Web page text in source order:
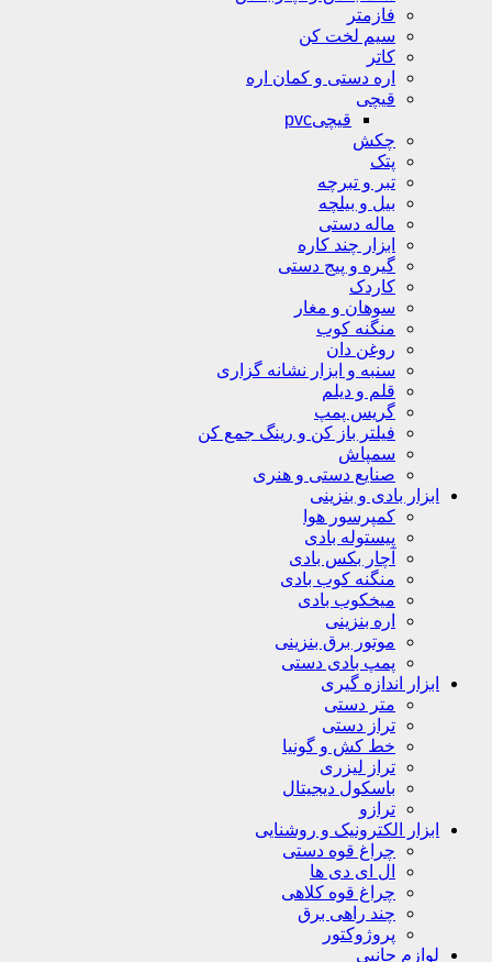
فازمتر
سیم لخت کن
کاتر
اره دستی و کمان اره
قیچی
قیچیpvc
چکش
پتک
تبر و تبرچه
بیل و بیلچه
ماله دستی
ابزار چند کاره
گیره و پیج دستی
کاردک
سوهان و مغار
منگنه کوب
روغن دان
سنبه و ابزار نشانه گزاری
قلم و دیلم
گریس پمپ
فیلتر باز کن و رینگ جمع کن
سمپاش
صنایع دستی و هنری
ابزار بادی و بنزینی
کمپرسور هوا
پیستوله بادی
آچار بکس بادی
منگنه کوب بادی
میخکوب بادی
اره بنزینی
موتور برق بنزینی
پمپ بادی دستی
ابزار اندازه گیری
متر دستی
تراز دستی
خط کش و گونیا
تراز لیزری
باسکول دیجیتال
ترازو
ابزار الکترونیک و روشنایی
چراغ قوه دستی
ال ای دی ها
چراغ قوه کلاهی
چند راهی برق
پروژوکتور
لوازم جانبی